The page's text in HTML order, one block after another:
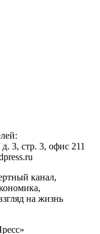
3, стр. 3, офис 211
канал,
на жизнь